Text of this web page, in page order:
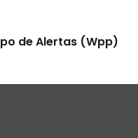
de Alertas (Wpp)